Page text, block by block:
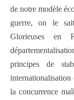
de notre modèle
guerre, on le
Glorieuses en
principes de
internationalisation
la concurrence